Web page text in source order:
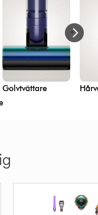
Golvtvättare